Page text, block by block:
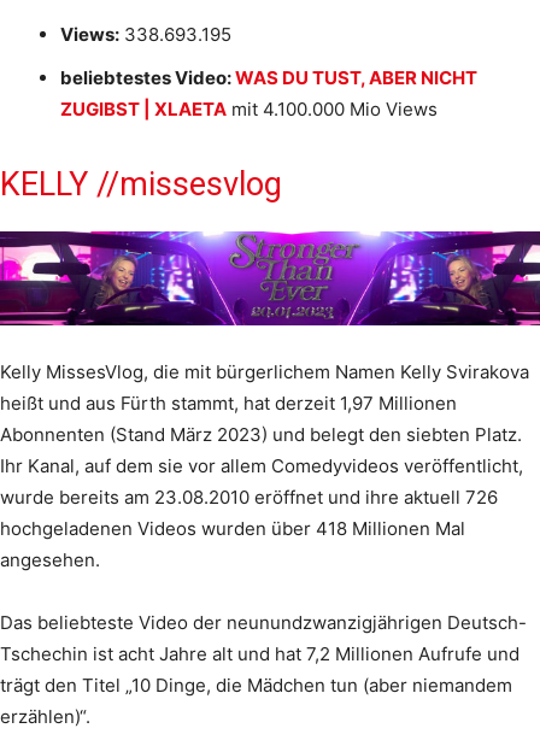
Views: 338.693.195
beliebtestes Video:WAS DU TUST, ABER NICHT
ZUGIBST | XLAETA mit 4.100.000 Mio Views
KELLY //missesvlog
Kelly MissesVlog, die mit bürgerlichem Namen Kelly Svirakova
heißt und aus Fürth stammt, hat derzeit 1,97 Millionen
Abonnenten (Stand März 2023) und belegt den siebten Platz.
Ihr Kanal, auf dem sie vor allem Comedyvideos veröffentlicht,
wurde bereits am 23.08.2010 eröffnet und ihre aktuell 726
hochgeladenen Videos wurden über 418 Millionen Mal
angesehen.
Das beliebteste Video der neunundzwanzigjährigen Deutsch-
Tschechin ist acht Jahre alt und hat 7,2 Millionen Aufrufe und
trägt den Titel „10 Dinge, die Mädchen tun (aber niemandem
erzählen)“.